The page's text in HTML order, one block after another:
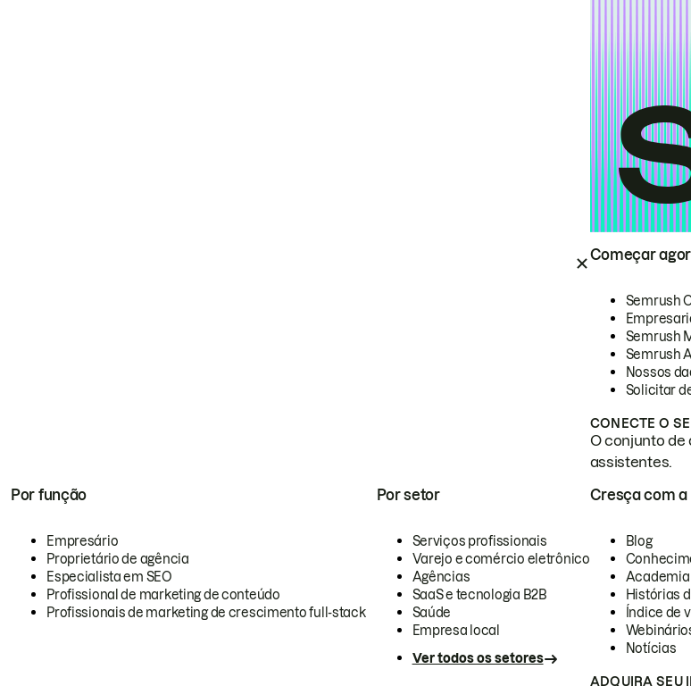
Começar
Semrush
Semrush
Semrush
Nossos
Solicitar
CONECTE O
O conjunto de
assistentes.
Por função
Empresário
Proprietário de agência
Especialista em SEO
Profissional de marketing de conteúdo
Profissionais de marketing de crescimento full-stack
Por setor
Serviços profissionais
Varejo e comércio eletrônico
Agências
SaaS e tecnologia B2B
Saúde
Empresa local
Ver todos os setores
Cresça com a
Blog
Academia
Histórias
Índice de
Notícias
ADQUIRA SEU